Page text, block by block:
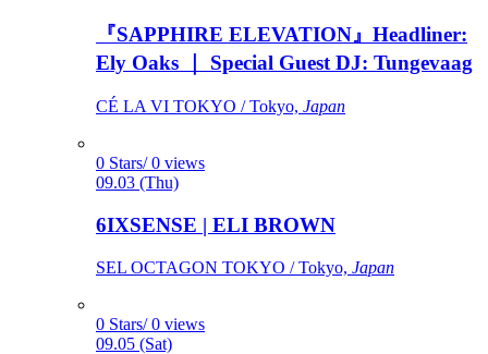
『SAPPHIRE ELEVATION』Headliner:
Ely Oaks ｜ Special Guest DJ: Tungevaag
CÉ LA VI TOKYO / Tokyo, Japan
0 Stars/ 0 views
09.03 (Thu)
6IXSENSE | ELI BROWN
SEL OCTAGON TOKYO / Tokyo, Japan
0 Stars/ 0 views
09.05 (Sat)